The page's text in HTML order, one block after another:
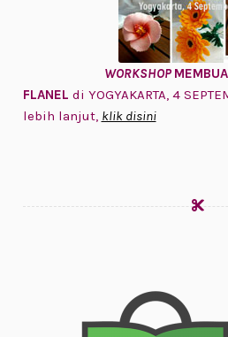
WORKSHOP
FLANEL di YOGYAKARTA, 4
lebih lanjut, klik disini